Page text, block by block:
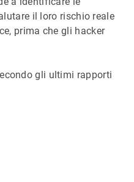
il loro rischio reale
prima che gli hacker
gli ultimi rapporti